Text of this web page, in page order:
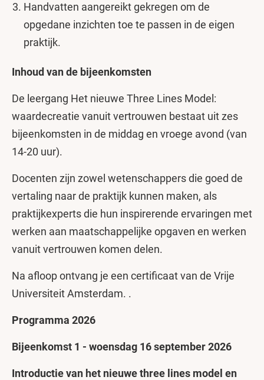
Handvatten aangereikt gekregen om de
opgedane inzichten toe te passen in de eigen
praktijk.
Inhoud van de bijeenkomsten
De leergang Het nieuwe Three Lines Model:
waardecreatie vanuit vertrouwen bestaat uit zes
bijeenkomsten in de middag en vroege avond (van
14-20 uur).
Docenten zijn zowel wetenschappers die goed de
vertaling naar de praktijk kunnen maken, als
praktijkexperts die hun inspirerende ervaringen met
werken aan maatschappelijke opgaven en werken
vanuit vertrouwen komen delen.
Na afloop ontvang je een certificaat van de Vrije
Universiteit Amsterdam. .
Programma 2026
Bijeenkomst 1 - woensdag 16 september 2026
Introductie van het nieuwe three lines model en